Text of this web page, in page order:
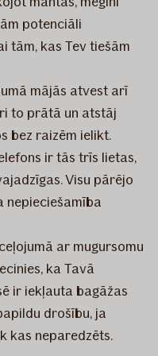
potenciāli
tām, kas Tev tiešām
mājās atvest arī
to prātā un atstāj
bez raizēm ielikt.
ir tās trīs lietas,
Visu pārējo
nepieciešamība
ar mugursomu
ka Tavā
ir iekļauta bagāžas
drošību, ja
kas neparedzēts.